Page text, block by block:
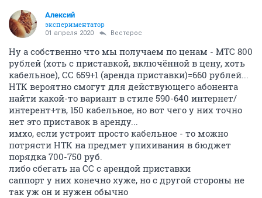
Алексий
экспериментатор
01 апреля 2020 Вестерос
Ну а собственно что мы получаем по ценам - МТС 800
рублей (хоть с приставкой, включённой в цену, хоть
кабельное), СС 659+1 (аренда приставки)=660 рублей...
НТК вероятно смогут для действующего абонента
найти какой-то вариант в стиле 590-640 интернет/
интерент+тв, 150 кабельное, но вот чего у них точно
нет это приставок в аренду...
имхо, если устроит просто кабельное - то можно
потрясти НТК на предмет упихивания в бюджет
порядка 700-750 руб.
либо сбегать на СС с арендой приставки
саппорт у них конечно хуже, но с другой стороны не
так уж он и нужен обычно